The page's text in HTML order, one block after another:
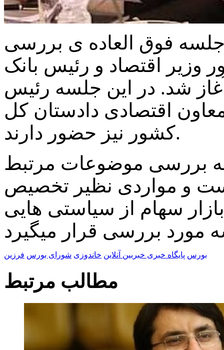
فوق العاده ی بررسی
وزیر اقتصاد و رئیس بانک
شد. در این جلسه رئیس
اقتصادی دادستان کل
کشور نیز حضور دارند.
بررسی موضوعات مرتبط
است و مواردی نظیر تخصیص
سهام از سیاستی هایی
بورس پایگاه خبری خبربین آنلاین خاندوزی شورای بورس فرزین
مطالب مرتبط